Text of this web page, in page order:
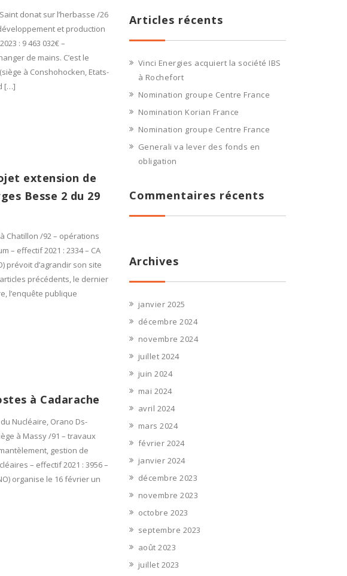
donat sur l’herbasse /26
et production
: 9 463 032€ –
de mains. C’est le
à Conshohocken, Etats-
[…]
extension de
Besse 2 du 29
Chatillon /92 – opérations
– effectif 2021 : 2334 – CA
prévoit d’agrandir son site
précédents, le dernier
l’enquête publique
à Cadarache
Nucléaire, Orano Ds-
à Massy /91 – travaux
gestion de
– effectif 2021 : 3956 –
organise le 16 février un
Articles récents
Vinci Energies acquiert la société IBS
à Rochefort
Nomination groupe Centre France
Nomination Korian France
Nomination groupe Centre France
Generali va lever des fonds en
obligation
Commentaires récents
Archives
janvier 2025
décembre 2024
novembre 2024
juillet 2024
juin 2024
mai 2024
avril 2024
mars 2024
février 2024
janvier 2024
décembre 2023
novembre 2023
octobre 2023
septembre 2023
août 2023
juillet 2023